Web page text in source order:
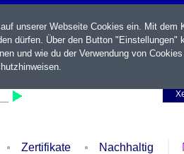
Zertifikate Nachhaltig
unserer Webseite Cookies ein. Mit dem
dürfen. Über den Button "Einstellungen"
und wie du der Verwendung von Cookies
.